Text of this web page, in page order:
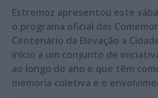
Estremoz apresentou este
o programa oficial das
Centenário da Elevação a
início a um conjunto de
ao longo do ano e que têm
memória coletiva e o